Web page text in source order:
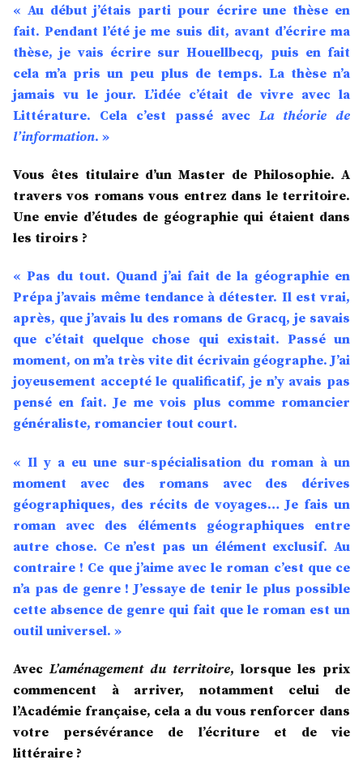
« Au début j’étais parti pour écrire une thèse en
fait. Pendant l’été je me suis dit, avant d’écrire ma
thèse, je vais écrire sur Houellbecq, puis en fait
cela m’a pris un peu plus de temps. La thèse n’a
jamais vu le jour. L’idée c’était de vivre avec la
Littérature. Cela c’est passé avecLa théorie de
l’information. »
Vous êtes titulaire d’un Master de Philosophie. A
travers vos romans vous entrez dans le territoire.
Une envie d’études de géographie qui étaient dans
les tiroirs ?
« Pas du tout. Quand j’ai fait de la géographie en
Prépa j’avais même tendance à détester. Il est vrai,
après, que j’avais lu des romans de Gracq, je savais
que c’était quelque chose qui existait. Passé un
moment, on m’a très vite dit écrivain géographe. J’ai
joyeusement accepté le qualificatif, je n’y avais pas
pensé en fait. Je me vois plus comme romancier
généraliste, romancier tout court.
« Il y a eu une sur-spécialisation du roman à un
moment avec des romans avec des dérives
géographiques, des récits de voyages… Je fais un
roman avec des éléments géographiques entre
autre chose. Ce n’est pas un élément exclusif. Au
contraire ! Ce que j’aime avec le roman c’est que ce
n’a pas de genre ! J’essaye de tenir le plus possible
cette absence de genre qui fait que le roman est un
outil universel. »
Avec L’aménagement du territoire, lorsque les prix
commencent à arriver, notamment celui de
l’Académie française, cela a du vous renforcer dans
votre persévérance de l’écriture et de vie
littéraire ?